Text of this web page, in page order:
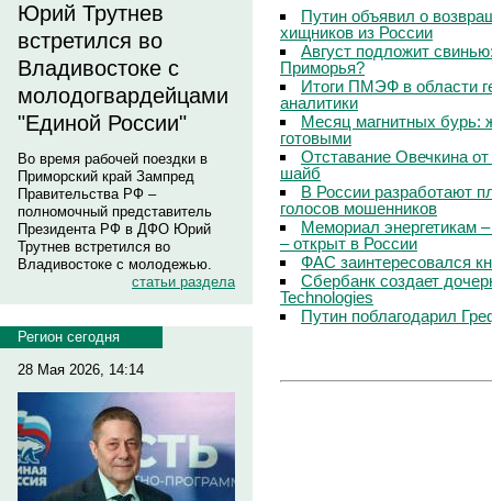
Юрий Трутнев
встретился во
Владивостоке с
молодогвардейцами
"Единой России"
Во время рабочей поездки в
Приморский край Зампред
Правительства РФ –
полномочный представитель
Президента РФ в ДФО Юрий
Трутнев встретился во
Владивостоке с молодежью.
статьи раздела
Регион сегодня
28 Мая 2026, 14:14
Путин объявил о
хищников из России
Август подложит
Приморья?
Итоги ПМЭФ в области
аналитики
Месяц магнитных бурь:
готовыми
Отставание Овечкина
шайб
В России разработают
голосов мошенников
Мемориал энергетикам
– открыт в России
ФАС заинтересовался
Сбербанк создает
Technologies
Путин поблагодарил